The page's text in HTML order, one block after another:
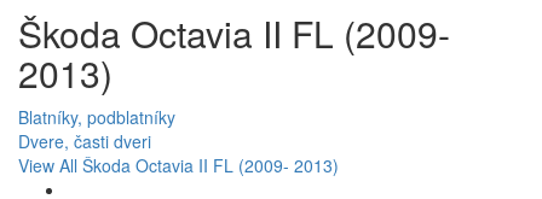
Škoda Octavia II FL (2009-
2013)
Blatníky, podblatníky
Dvere, časti dveri
View All Škoda Octavia II FL (2009- 2013)